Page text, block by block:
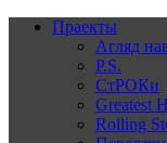
Праекты
Агляд
P.S.
СтРОКи
Greatest
Rolling